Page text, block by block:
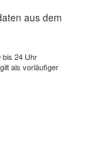
aus dem
bis 24 Uhr
als vorläufiger